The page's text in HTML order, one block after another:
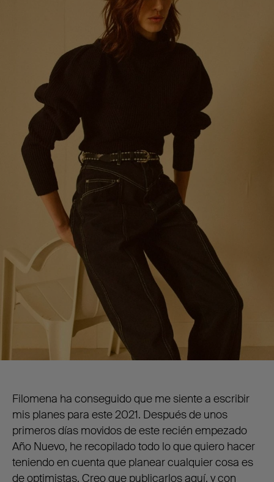
Filomena ha conseguido que me siente a escribir
mis planes para este 2021. Después de unos
primeros días movidos de este recién empezado
Año Nuevo, he recopilado todo lo que quiero hacer
teniendo en cuenta que planear cualquier cosa es
de optimistas. Creo que publicarlos aquí, y con